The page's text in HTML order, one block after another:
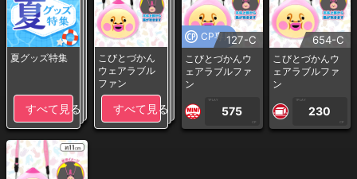
夏グッズ特集
すべて見る
こびとづかん
ウェアラブル
ファン
すべて見る
CP専用127-C
こびとづかんウ
ェアラブルファ
ン
1PLAY
575
CP
654-C
こびとづかんウ
ェアラブルファ
ン
1PLAY
230
CP